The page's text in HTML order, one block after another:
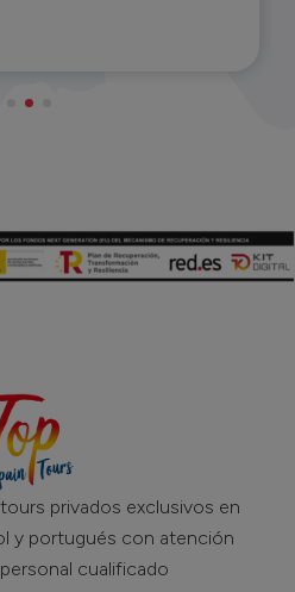
privados exclusivos en
y portugués con atención
cualificado